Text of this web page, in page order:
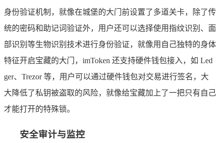
身份验证机制，就像在城堡的大门前设置了多道关卡，除了传
统的密码和助记词验证外，用户还可以选择使用指纹识别、面
部识别等生物识别技术进行身份验证，就像用自己独特的身体
特征开启宝藏的大门，imToken 还支持硬件钱包接入，如 Led
ger、Trezor 等，用户可以通过硬件钱包对交易进行签名，大
大降低了私钥被盗取的风险，就像给宝藏加上了一把只有自己
才能打开的特殊锁。
安全审计与监控